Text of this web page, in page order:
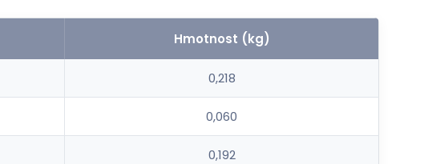
Hmotnost (kg)
0,218
0,060
0,192